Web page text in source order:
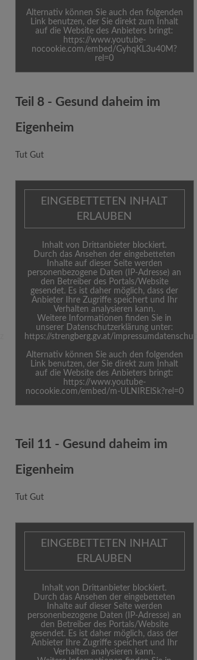
Alternativ können Sie auch den folgenden
Link benutzen, der Sie direkt zum Inhalt
auf die Website des Anbieters bringt:
https://www.youtube-
nocookie.com/embed/GyhqKL3u40M?
rel=0
Teil 8 - Gesund daheim im
Eigenheim
Tut Gut
EINGEBETTETEN INHALT
ERLAUBEN
Inhalt von Drittanbieter blockiert.
Durch das Ansehen der eingebetteten
Inhalte auf dieser Seite werden
personenbezogene Daten (IP-Adresse) an
den Betreiber des Portals/Website
gesendet. Es ist daher möglich, dass der
Anbieter Ihre Zugriffe speichert und Ihr
Verhalten analysieren kann.
Weitere Informationen finden Sie in
unserer Datenschutzerklärung unter:
https://strengberg.gv.at/impressumdatenschutz
Alternativ können Sie auch den folgenden
Link benutzen, der Sie direkt zum Inhalt
auf die Website des Anbieters bringt:
https://www.youtube-
nocookie.com/embed/m-ULNIRElSk?rel=0
Teil 11 - Gesund daheim im
Eigenheim
Tut Gut
EINGEBETTETEN INHALT
ERLAUBEN
Inhalt von Drittanbieter blockiert.
Durch das Ansehen der eingebetteten
Inhalte auf dieser Seite werden
personenbezogene Daten (IP-Adresse) an
den Betreiber des Portals/Website
gesendet. Es ist daher möglich, dass der
Anbieter Ihre Zugriffe speichert und Ihr
Verhalten analysieren kann.